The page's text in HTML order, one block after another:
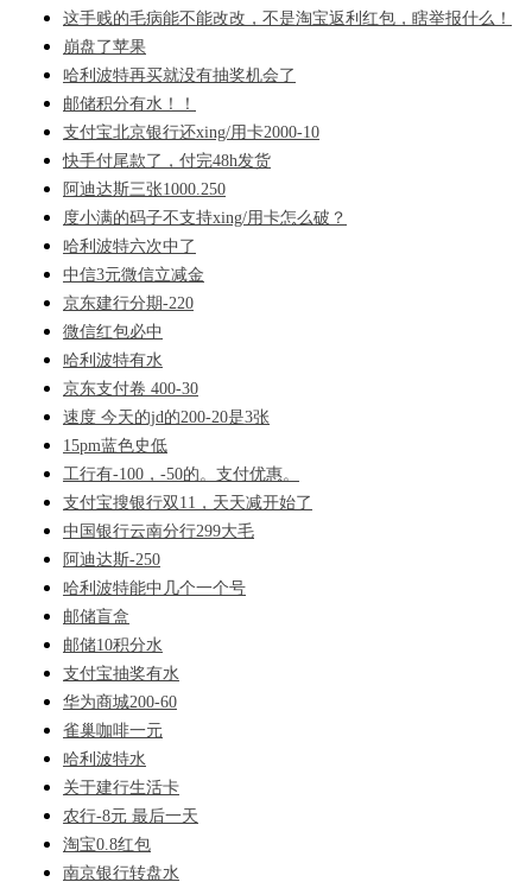
这手贱的毛病能不能改改，不是淘宝返利红包，瞎举报什么！
崩盘了苹果
哈利波特再买就没有抽奖机会了
邮储积分有水！！
支付宝北京银行还xing/用卡2000-10
快手付尾款了，付完48h发货
阿迪达斯三张1000.250
度小满的码子不支持xing/用卡怎么破？
哈利波特六次中了
中信3元微信立减金
京东建行分期-220
微信红包必中
哈利波特有水
京东支付卷 400-30
速度 今天的jd的200-20是3张
15pm蓝色史低
工行有-100，-50的。支付优惠。
支付宝搜银行双11，天天减开始了
中国银行云南分行299大毛
阿迪达斯-250
哈利波特能中几个一个号
邮储盲盒
邮储10积分水
支付宝抽奖有水
华为商城200-60
雀巢咖啡一元
哈利波特水
关于建行生活卡
农行-8元 最后一天
淘宝0.8红包
南京银行转盘水